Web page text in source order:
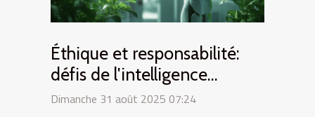
Éthique et responsabilité:
défis de l'intelligence
artificielle dans le secteur
Dimanche 31 août 2025 07:24